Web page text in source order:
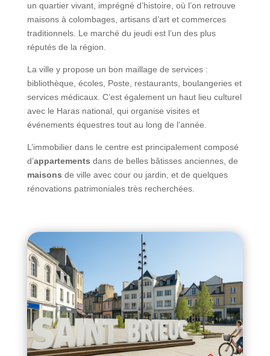
un quartier vivant, imprégné d’histoire, où l’on retrouve
maisons à colombages, artisans d’art et commerces
traditionnels. Le marché du jeudi est l’un des plus
réputés de la région.
La ville y propose un bon maillage de services :
bibliothèque, écoles, Poste, restaurants, boulangeries et
services médicaux. C’est également un haut lieu culturel
avec le Haras national, qui organise visites et
événements équestres tout au long de l’année.
L’immobilier dans le centre est principalement composé
d’appartements dans de belles bâtisses anciennes, de
maisons de ville avec cour ou jardin, et de quelques
rénovations patrimoniales très recherchées.